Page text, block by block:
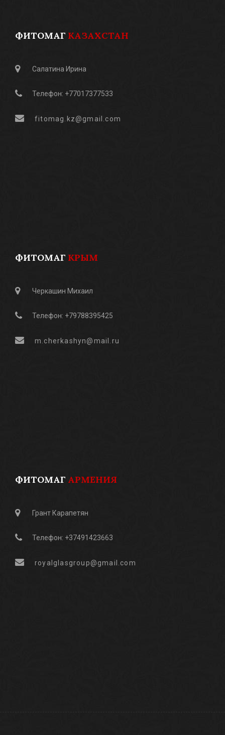
ФИТОМАГ КАЗАХСТАН
Салатина Ирина
Телефон: +77017377533
fitomag.kz@gmail.com
ФИТОМАГ КРЫМ
Черкашин Михаил
Телефон: +79788395425
m.cherkashyn@mail.ru
ФИТОМАГ АРМЕНИЯ
Грант Карапетян
Телефон: +37491423663
royalglasgroup@gmail.com